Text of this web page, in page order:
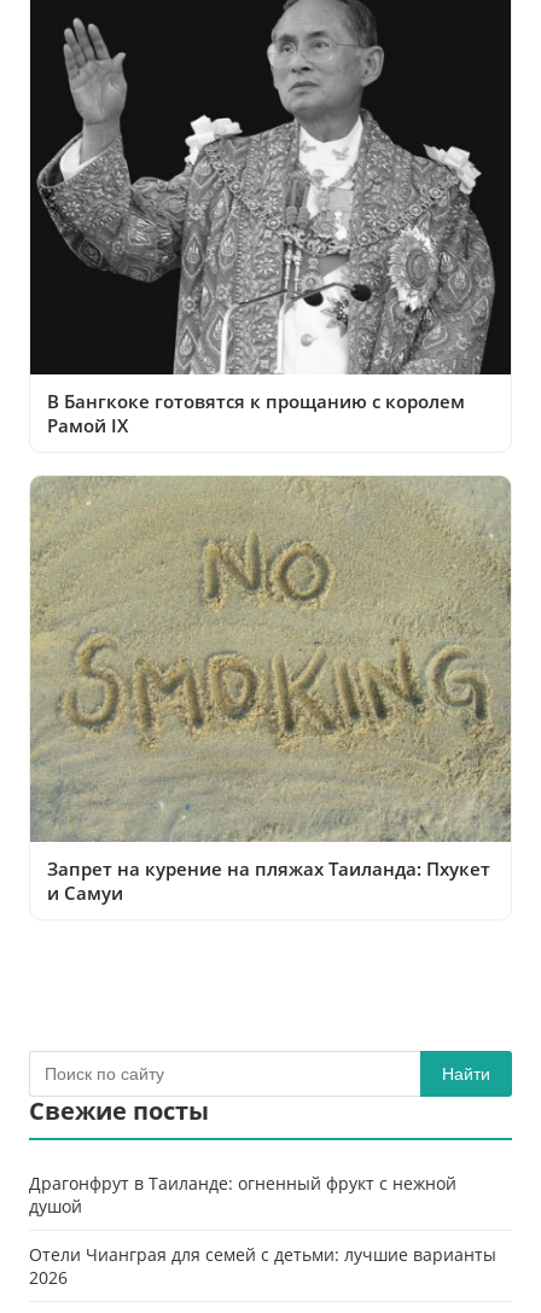
В Бангкоке готовятся к прощанию с королем
Рамой IX
Запрет на курение на пляжах Таиланда: Пхукет
и Самуи
Найти
Свежие посты
Драгонфрут в Таиланде: огненный фрукт с нежной
душой
Отели Чианграя для семей с детьми: лучшие варианты
2026